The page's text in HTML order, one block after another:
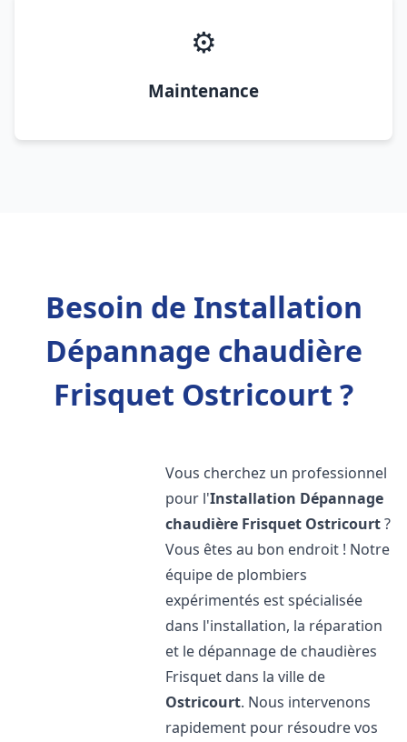
⚙️
Maintenance
Besoin de Installation
Dépannage chaudière
Frisquet Ostricourt ?
Vous cherchez un professionnel
pour l'Installation Dépannage
chaudière Frisquet Ostricourt?
Vous êtes au bon endroit ! Notre
équipe de plombiers
expérimentés est spécialisée
dans l'installation, la réparation
et le dépannage de chaudières
Frisquet dans la ville de
Ostricourt. Nous intervenons
rapidement pour résoudre vos